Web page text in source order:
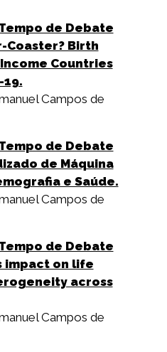
de Debate
Coaster? Birth
Countries
19.
Campos de
de Debate
de Máquina
e Saúde.
Campos de
de Debate
impact on life
across
Campos de